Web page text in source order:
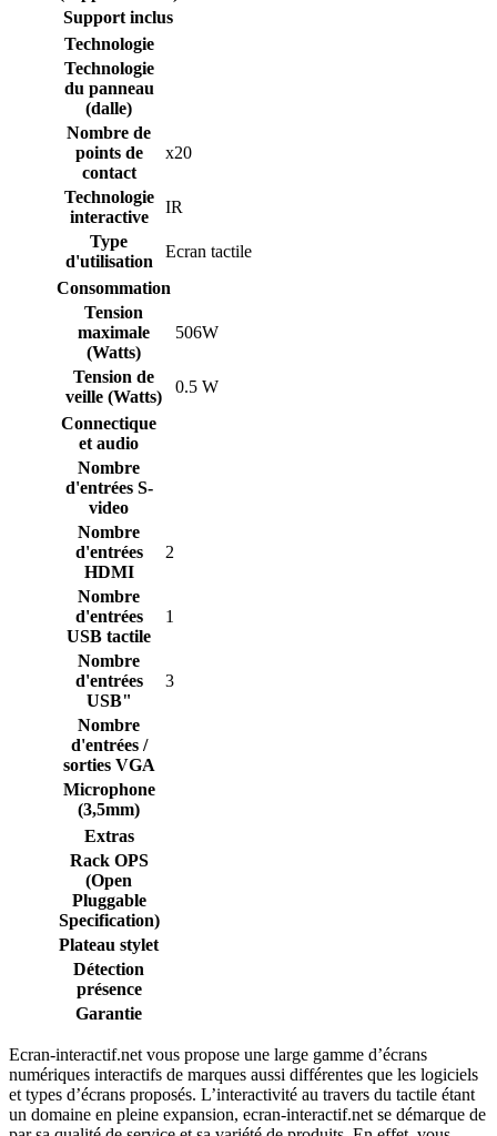
Support inclus
Technologie
Technologie
du panneau
(dalle)
Nombre de
points de
contact
x20
Technologie
interactive
IR
Type
d'utilisation
Ecran tactile
Consommation
Tension
maximale
(Watts)
506W
Tension de
veille (Watts)
0.5 W
Connectique
et audio
Nombre
d'entrées S-
video
Nombre
d'entrées
HDMI
2
Nombre
d'entrées
USB tactile
1
Nombre
d'entrées
USB"
3
Nombre
d'entrées /
sorties VGA
Microphone
(3,5mm)
Extras
Rack OPS
(Open
Pluggable
Specification)
Plateau stylet
Détection
présence
Garantie
Ecran-interactif.net vous propose une large gamme d’écrans
numériques interactifs de marques aussi différentes que les logiciels
et types d’écrans proposés. L’interactivité au travers du tactile étant
un domaine en pleine expansion, ecran-interactif.net se démarque de